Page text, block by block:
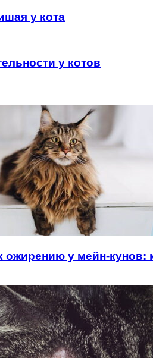
у кота
у котов
ожирению у мейн-кунов: